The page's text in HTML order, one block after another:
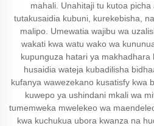
mahali. Unahitaji tu kutoa
tutakusaidia kubuni, kurekebisha,
malipo. Umewatia wajibu wa
wakati kwa watu wako wa
kupunguza hatari ya makhadhara
husaidia wateja kubadilisha
kufanya wawezekano kusatisfy kwa
kuwepo ya ushindani mkali wa
tumemweka mwelekeo wa
kwa kuchukua ubora kwanza na